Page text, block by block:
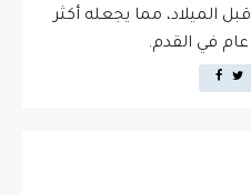
العام 45 قبل الميلاد، مما يجعله أكثر